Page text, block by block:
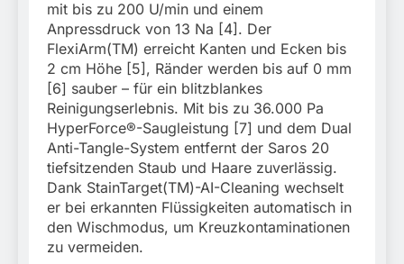
mit bis zu 200 U/min und einem
Anpressdruck von 13 Na [4]. Der
FlexiArm(TM) erreicht Kanten und Ecken bis
2 cm Höhe [5], Ränder werden bis auf 0 mm
[6] sauber – für ein blitzblankes
Reinigungserlebnis. Mit bis zu 36.000 Pa
HyperForce®-Saugleistung [7] und dem Dual
Anti-Tangle-System entfernt der Saros 20
tiefsitzenden Staub und Haare zuverlässig.
Dank StainTarget(TM)-AI-Cleaning wechselt
er bei erkannten Flüssigkeiten automatisch in
den Wischmodus, um Kreuzkontaminationen
zu vermeiden.